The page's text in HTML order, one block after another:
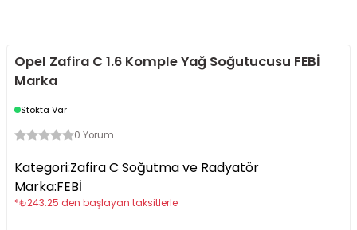
Opel Zafira C 1.6 Komple Yağ Soğutucusu FEBİ
Marka
Stokta Var
0 Yorum
Kategori:Zafira C Soğutma ve Radyatör
Marka:FEBİ
*₺243.25 den başlayan taksitlerle